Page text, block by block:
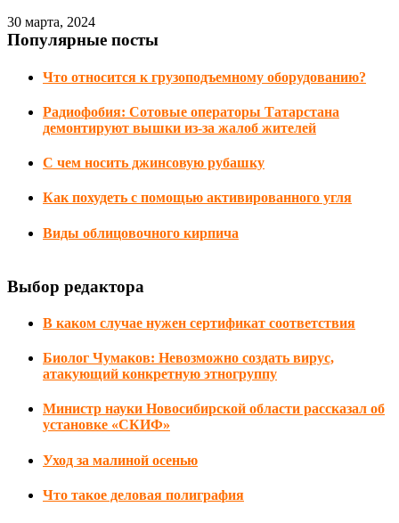
30 марта, 2024
Популярные посты
Что относится к грузоподъемному оборудованию?
Радиофобия: Сотовые операторы Татарстана
демонтируют вышки из-за жалоб жителей
С чем носить джинсовую рубашку
Как похудеть с помощью активированного угля
Виды облицовочного кирпича
Выбор редактора
В каком случае нужен сертификат соответствия
Биолог Чумаков: Невозможно создать вирус,
атакующий конкретную этногруппу
Министр науки Новосибирской области рассказал об
установке «СКИФ»
Уход за малиной осенью
Что такое деловая полиграфия